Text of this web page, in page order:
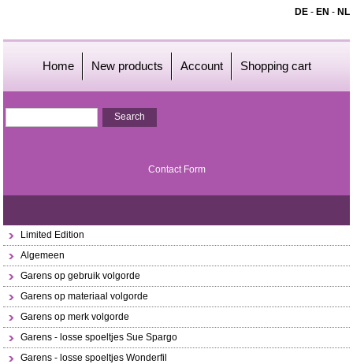
DE- EN - NL
Home New products Account Shopping cart
Contact Form
Limited Edition
Algemeen
Garens op gebruik volgorde
Garens op materiaal volgorde
Garens op merk volgorde
Garens - losse spoeltjes Sue Spargo
Garens - losse spoeltjes Wonderfil